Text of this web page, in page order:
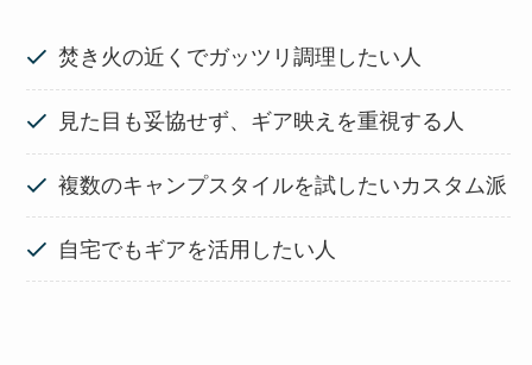
焚き火の近くでガッツリ調理したい人
見た目も妥協せず、ギア映えを重視する人
複数のキャンプスタイルを試したいカスタム派
自宅でもギアを活用したい人